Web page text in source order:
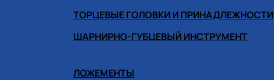
ТОРЦЕВЫЕ ГОЛОВКИ И ПРИНАДЛЕЖНОСТИ
ШАРНИРНО-ГУБЦЕВЫЙ ИНСТРУМЕНТ
ЛОЖЕМЕНТЫ